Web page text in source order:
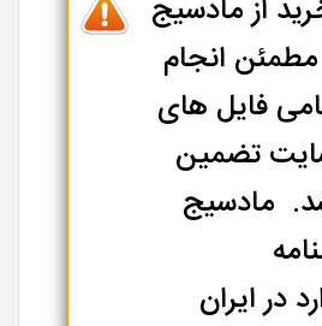
از مادسیج
انجام
فایل های
تضمین
مادسیج
در ایران